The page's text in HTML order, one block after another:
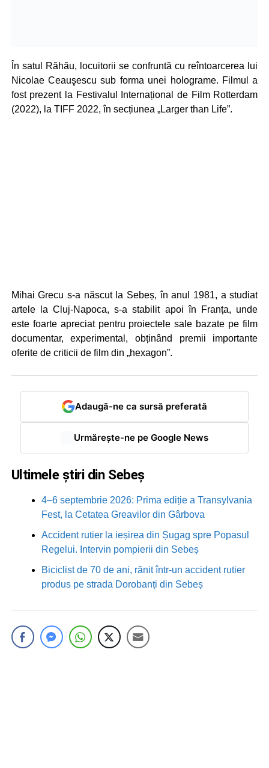
În satul Răhău, locuitorii se confruntă cu reîntoarcerea lui
Nicolae Ceauşescu sub forma unei holograme. Filmul a
fost prezent la Festivalul Internațional de Film Rotterdam
(2022), la TIFF 2022, în secțiunea „Larger than Life”.
Mihai Grecu s-a născut la Sebeș, în anul 1981, a studiat
artele la Cluj-Napoca, s-a stabilit apoi în Franța, unde
este foarte apreciat pentru proiectele sale bazate pe film
documentar, experimental, obținând premii importante
oferite de criticii de film din „hexagon”.
Adaugă-ne ca sursă preferată
Urmărește-ne pe Google News
Ultimele știri din Sebeș
4–6 septembrie 2026: Prima ediție a Transylvania
Fest, la Cetatea Greavilor din Gârbova
Accident rutier la ieșirea din Șugag spre Popasul
Regelui. Intervin pompierii din Sebeș
Biciclist de 70 de ani, rănit într-un accident rutier
produs pe strada Dorobanți din Sebeș